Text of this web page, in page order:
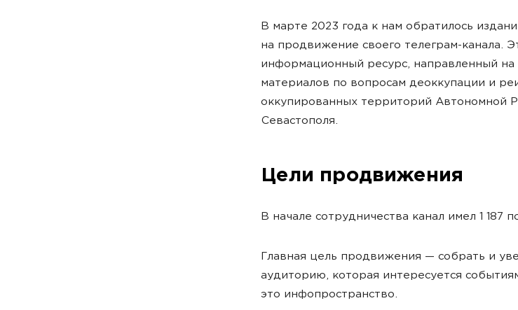
В марте 2023 года к нам обратилось
на продвижение своего телеграм-канала.
информационный ресурс, направленный
материалов по вопросам деоккупации и
оккупированных территорий Автономной
Севастополя.
Цели продвижения
В начале сотрудничества канал имел 1 187
Главная цель продвижения — собрать и
аудиторию, которая интересуется
это инфопространство.